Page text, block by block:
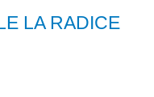
LA RADICE